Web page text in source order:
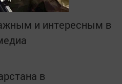
и интересным в
в